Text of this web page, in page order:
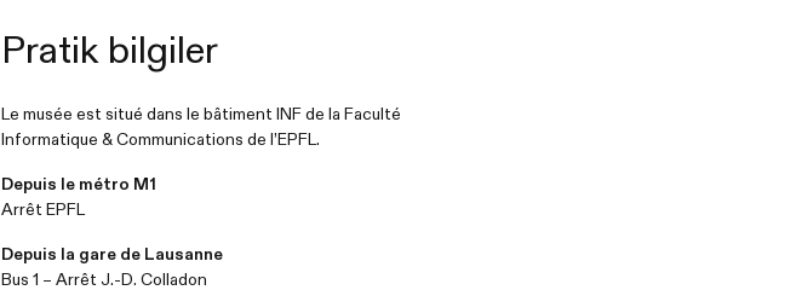
Pratik bilgiler
Le musée est situé dans le bâtiment INF de la Faculté
Informatique & Communications de l’EPFL.
Depuis le métro M1
Arrêt EPFL
Depuis la gare de Lausanne
Bus 1 – Arrêt J.-D. Colladon